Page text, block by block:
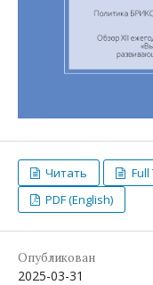
Читать Full
PDF (English)
Опубликован
2025-03-31